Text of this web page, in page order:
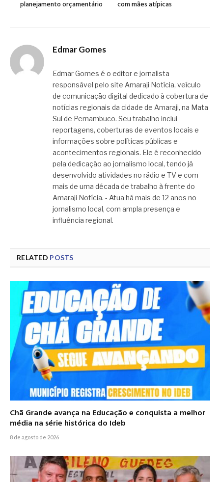
planejamento orçamentário com mães atípicas
Edmar Gomes
Edmar Gomes é o editor e jornalista
responsável pelo site Amaraji Notícia, veículo
de comunicação digital dedicado à cobertura de
notícias regionais da cidade de Amaraji, na Mata
Sul de Pernambuco. Seu trabalho inclui
reportagens, coberturas de eventos locais e
informações sobre políticas públicas e
acontecimentos regionais. Ele é reconhecido
pela dedicação ao jornalismo local, tendo já
desenvolvido atividades no rádio e TV e com
mais de uma década de trabalho à frente do
Amaraji Notícia. - Atua há mais de 12 anos no
jornalismo local, com ampla presença e
influência regional.
RELATED POSTS
Chã Grande avança na Educação e conquista a melhor
média na série histórica do Ideb
8 de agosto de 2026